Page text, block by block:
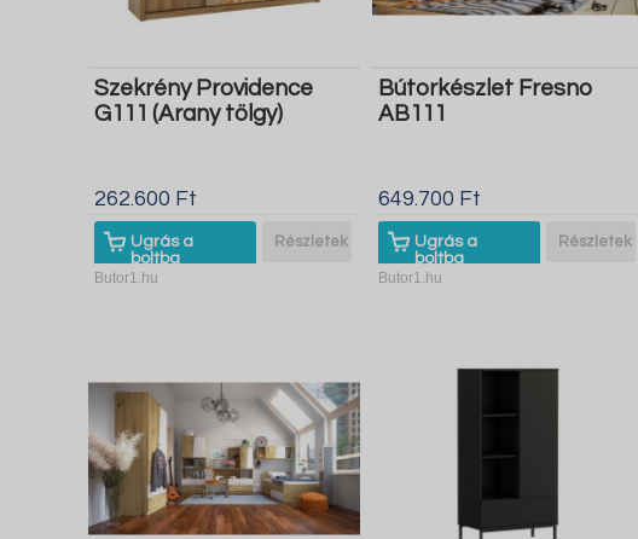
Szekrény Providence
G111 (Arany tölgy)
262.600 Ft
Ugrás a
boltba
Részletek
Butor1.hu
Bútorkészlet Fresno
AB111
649.700 Ft
Ugrás a
boltba
Részletek
Butor1.hu